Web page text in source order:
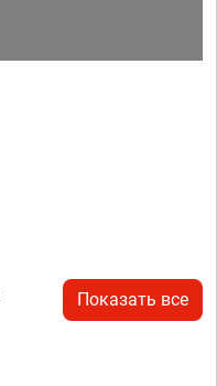
Показать все